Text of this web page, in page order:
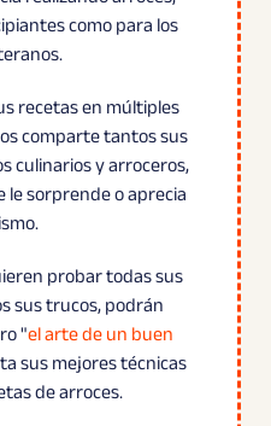
como para los
recetas en múltiples
comparte tantos sus
culinarios y arroceros,
le sorprende o aprecia
probar todas sus
sus trucos, podrán
"el arte de un buen
sus mejores técnicas
de arroces.